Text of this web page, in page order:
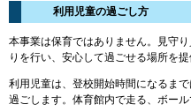
利用児童の過ごし方
本事業は保育ではありません。見守
りを行い、安心して過ごせる場所を提
利用児童は、登校開始時間になるま
過ごします。体育館内で走る、ボー